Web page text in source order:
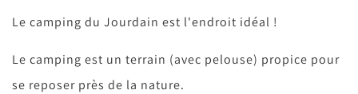
Le camping du Jourdain est l'endroit idéal !
Le camping est un terrain (avec pelouse) propice pour
se reposer près de la nature.